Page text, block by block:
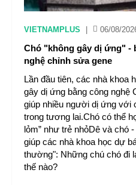
VIETNAMPLUS 06/08/
Chó "không gây dị ứng" -
nghệ chỉnh sửa gene
Lần đầu tiên, các nhà khoa
gây dị ứng bằng công nghệ
giúp nhiều người dị ứng với
trong tương lai.Chó có thể
lỏm” như trẻ nhỏDê và chó
giúp các nhà khoa học dự
thường": Những chú chó đi
thế nào?